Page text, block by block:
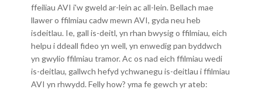
ffeiliau AVI i'w gweld ar-lein ac all-lein. Bellach mae
llawer o ffilmiau cadw mewn AVI, gyda neu heb
isdeitlau. Ie, gall is-deitl, yn rhan bwysig o ffilmiau, eich
helpu i ddeall fideo yn well, yn enwedig pan byddwch
yn gwylio ffilmiau tramor. Ac os nad eich ffilmiau wedi
is-deitlau, gallwch hefyd ychwanegu is-deitlau i ffilmiau
AVI yn rhwydd. Felly how? yma fe gewch yr ateb: